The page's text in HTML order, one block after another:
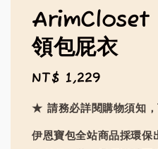
ArimCloset
領包屁衣
Regular
NT$ 1,229
★ 請務必詳閱購物須知
伊恩寶包全站商品採環保